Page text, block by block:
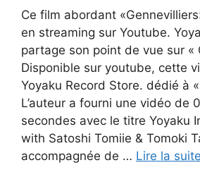
Ce film abordant
en streaming sur Youtube.
partage son point de vue sur «
Disponible sur youtube, cette
Yoyaku Record Store. dédié à
L’auteur a fourni une vidéo de
secondes avec le titre Yoyaku
with Satoshi Tomiie & Tomoki
accompagnée de … Lire la suite